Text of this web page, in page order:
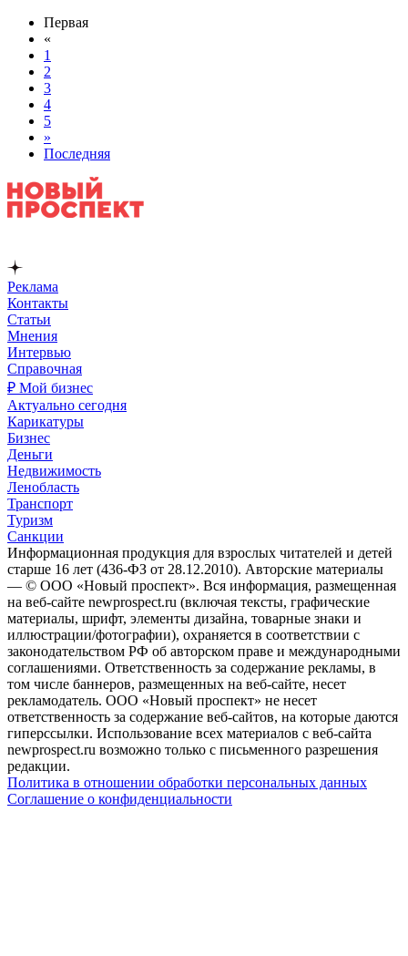
Первая
«
1
2
3
4
5
»
Последняя
Реклама
Контакты
Статьи
Мнения
Интервью
Справочная
₽ Мой бизнес
Актуально сегодня
Карикатуры
Бизнес
Деньги
Недвижимость
Ленобласть
Транспорт
Туризм
Санкции
Информационная продукция для взрослых читателей и детей
старше 16 лет (436-ФЗ от 28.12.2010). Авторские материалы
— © ООО «Новый проспект». Вся информация, размещенная
на веб-сайте newprospect.ru (включая тексты, графические
материалы, шрифт, элементы дизайна, товарные знаки и
иллюстрации/фотографии), охраняется в соответствии с
законодательством РФ об авторском праве и международными
соглашениями. Ответственность за содержание рекламы, в
том числе баннеров, размещенных на веб-сайте, несет
рекламодатель. ООО «Новый проспект» не несет
ответственность за содержание веб-сайтов, на которые даются
гиперссылки. Использование всех материалов с веб-сайта
newprospect.ru возможно только с письменного разрешения
редакции.
Политика в отношении обработки персональных данных
Соглашение о конфиденциальности